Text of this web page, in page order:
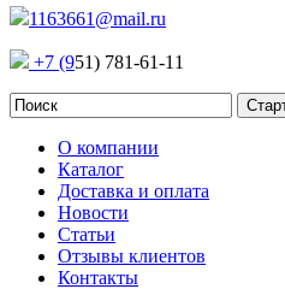
1163661@mail.ru
+7 (951) 781-61-11
О компании
Каталог
Доставка и оплата
Новости
Статьи
Отзывы клиентов
Контакты